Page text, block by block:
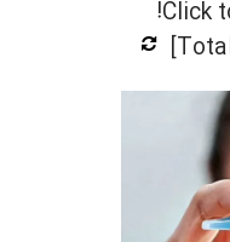
Click
]